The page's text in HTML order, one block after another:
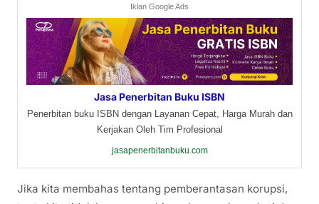
Iklan Google Ads
Jasa Penerbitan Buku ISBN
Penerbitan buku ISBN dengan Layanan Cepat, Harga Murah dan
Kerjakan Oleh Tim Profesional
jasapenerbitanbuku.com
Jika kita membahas tentang pemberantasan korupsi,